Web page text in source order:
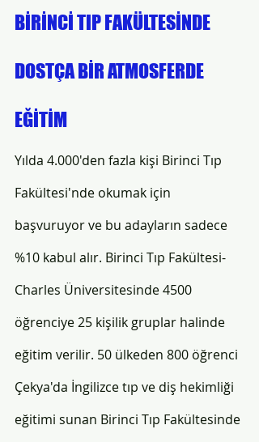
BİRİNCİ TIP FAKÜLTESİNDE
DOSTÇA BİR ATMOSFERDE
EĞİTİM
Yılda 4.000'den fazla kişi Birinci Tıp
Fakültesi'nde okumak için
başvuruyor ve bu adayların sadece
%10 kabul alır. Birinci Tıp Fakültesi-
Charles Üniversitesinde 4500
öğrenciye 25 kişilik gruplar halinde
eğitim verilir. 50 ülkeden 800 öğrenci
Çekya'da İngilizce tıp ve diş hekimliği
eğitimi sunan Birinci Tıp Fakültesinde